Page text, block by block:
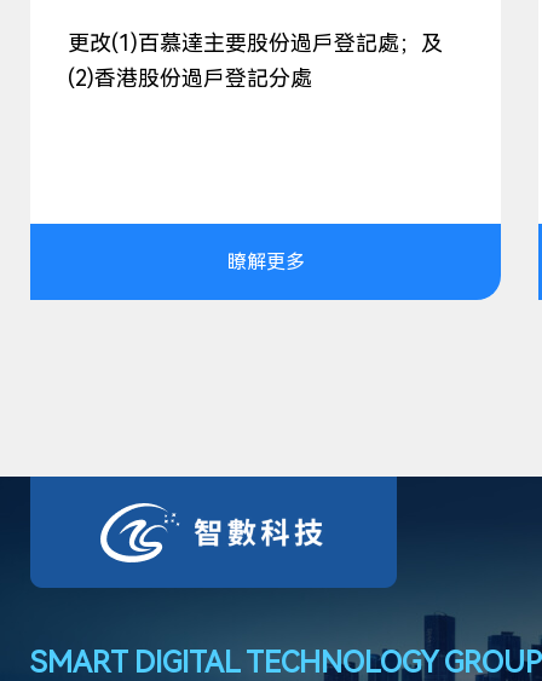
更改(1)百慕達主要股份過戶登記處；及
(2)香港股份過戶登記分處
瞭解更多
SMART DIGITAL TECHNOLOGY